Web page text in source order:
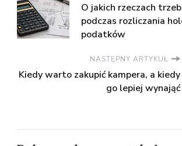
O jakich rzeczach
podczas rozliczania
podatków
NASTĘPNY ARTYKUŁ
Kiedy warto zakupić kampera, a kiedy
go lepiej wynająć